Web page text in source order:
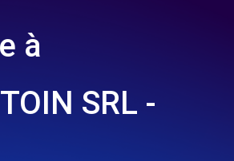
à
SRL -